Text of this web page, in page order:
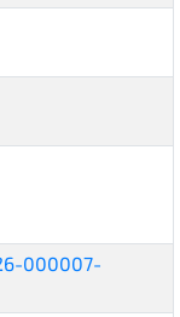
000007-